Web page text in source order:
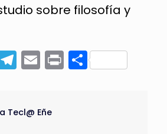
sobre filosofía y
Telegram
Email
Print
Tecl@ Eñe